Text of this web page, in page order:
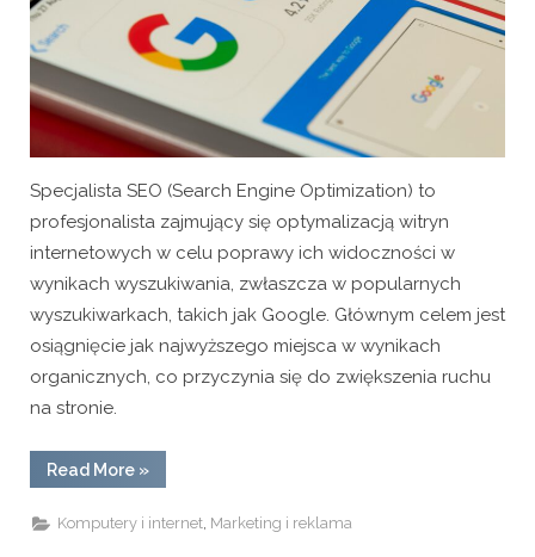
Specjalista SEO (Search Engine Optimization) to
profesjonalista zajmujący się optymalizacją witryn
internetowych w celu poprawy ich widoczności w
wynikach wyszukiwania, zwłaszcza w popularnych
wyszukiwarkach, takich jak Google. Głównym celem jest
osiągnięcie jak najwyższego miejsca w wynikach
organicznych, co przyczynia się do zwiększenia ruchu
na stronie.
Read More“W
czym
specjalista
SEO?
»
Komputery i internet, Marketing i reklama